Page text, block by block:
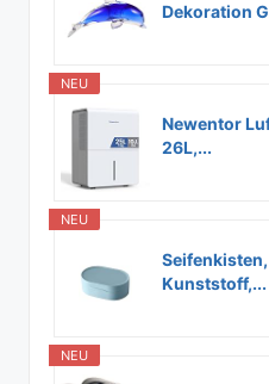
Dekoration
NEU
Newentor
26L,...
NEU
Kunststoff,...
NEU